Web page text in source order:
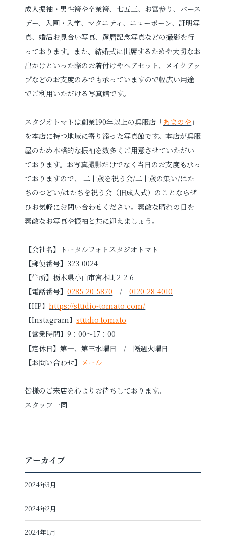
成人振袖・男性袴や卒業袴、七五三、お宮参り、バース
デー、入園・入学、マタニティ、ニューボーン、証明写
真、婚活お見合い写真、還暦記念写真などの撮影を行
っております。 また、結婚式に出席するためや大切なお
出かけといった際のお着付けやヘアセット、メイクアッ
プなどのお支度のみでも承っていますので幅広い用途
でご利用いただける写真館です。
スタジオトマトは創業190年以上の呉服店「あまのや 」
を本店に持つ地域に寄り添った写真館です。本店が呉服
屋のため本格的な振袖を数多くご用意させていただい
ております。お写真撮影だけでなく当日のお支度も承っ
ておりますので、 二十歳を祝う会/二十歳の集い/はた
ちのつどい/はたちを祝う会（旧成人式）のことならぜ
ひお気軽にお問い合わせください。素敵な晴れの日を
素敵なお写真や振袖と共に迎えましょう。
【会社名】トータルフォトスタジオトマト
【郵便番号】323-0024
【住所】栃木県小山市宮本町2-2-6
【電話番号】0285-20-5870 /0120-28-4010
【HP】https://studio-tomato.com/
【Instagram】studio.tomato
【営業時間】9：00～17：00
【定休日】第一、第三水曜日 / 隔週火曜日
【お問い合わせ】 メール
皆様のご来店を心よりお待ちしております。
スタッフ一同
アーカイブ
2024年3月
2024年2月
2024年1月